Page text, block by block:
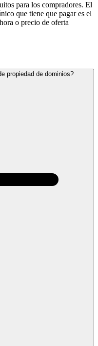
para los compradores. El
que tiene que pagar es el
o precio de oferta
propiedad de dominios?